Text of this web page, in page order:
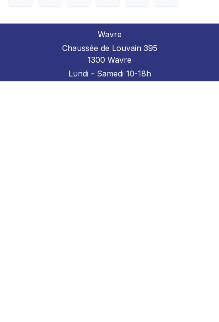
Wavre
Chaussée de Louvain 395
1300 Wavre
Lundi - Samedi 10-18h